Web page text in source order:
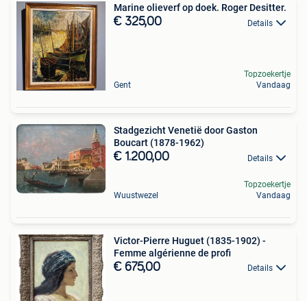
Marine olieverf op doek. Roger Desitter.
€ 325,00 Details
Gent
Topzoekertje
Vandaag
Stadgezicht Venetië door Gaston
Boucart (1878-1962)
€ 1.200,00 Details
Wuustwezel
Topzoekertje
Vandaag
Victor-Pierre Huguet (1835-1902) -
Femme algérienne de profi
€ 675,00 Details